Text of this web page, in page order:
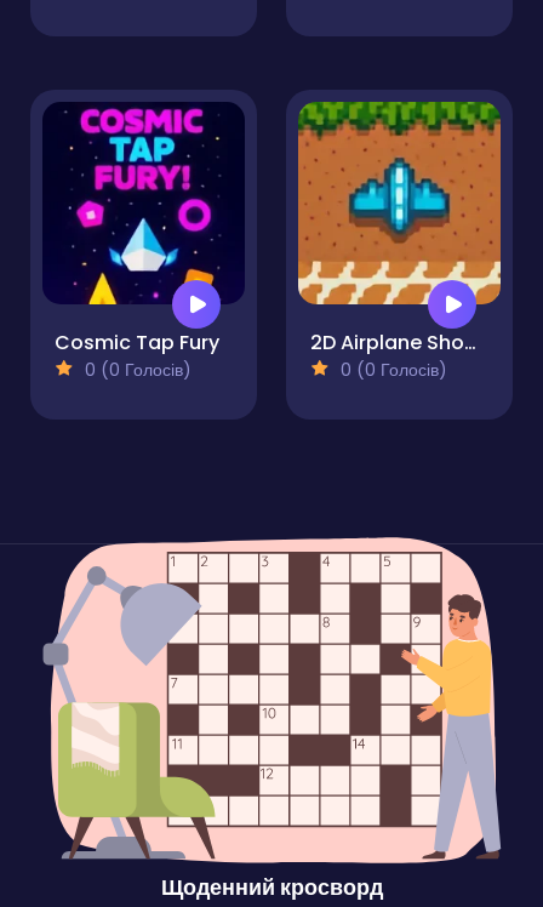
Cosmic Tap Fury
0 (0 Голосів)
2D Airplane Shooting
0 (0 Голосів)
Щоденний кросворд